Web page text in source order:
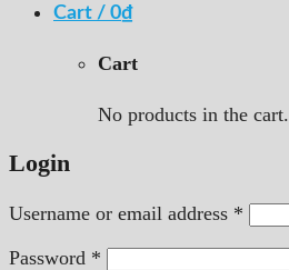
Cart / 0₫
Cart
No products in the cart.
Login
Username or email address *
Password *